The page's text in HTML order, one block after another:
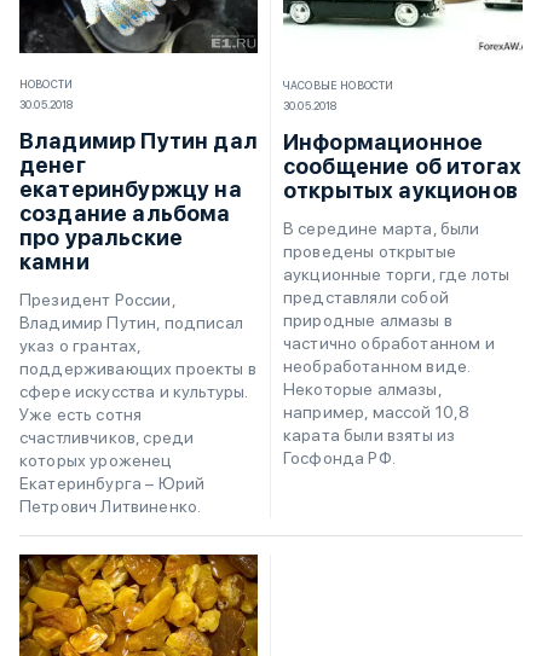
НОВОСТИ
30.05.2018
Владимир Путин дал
денег
екатеринбуржцу на
создание альбома
про уральские
камни
Президент России,
Владимир Путин, подписал
указ о грантах,
поддерживающих проекты в
сфере искусства и культуры.
Уже есть сотня
счастливчиков, среди
которых уроженец
Екатеринбурга – Юрий
Петрович Литвиненко.
ЧАСОВЫЕ НОВОСТИ
30.05.2018
Информационное
сообщение об итогах
открытых аукционов
В середине марта, были
проведены открытые
аукционные торги, где лоты
представляли собой
природные алмазы в
частично обработанном и
необработанном виде.
Некоторые алмазы,
например, массой 10,8
карата были взяты из
Госфонда РФ.